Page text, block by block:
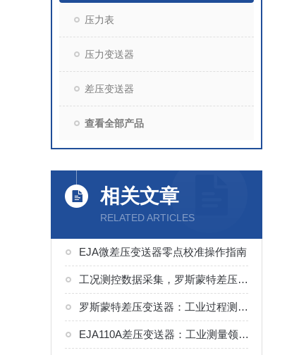
压力表
压力变送器
差压变送器
查看全部产品
相关文章
RELATED ARTICLES
EJA微差压变送器零点校准操作指南
工况测控数据采集，罗斯蒙特差压变送器适配多领域工艺监测
罗斯蒙特差压变送器：工业过程测控的常用传感设备
EJA110A差压变送器：工业测量领域的得力助手